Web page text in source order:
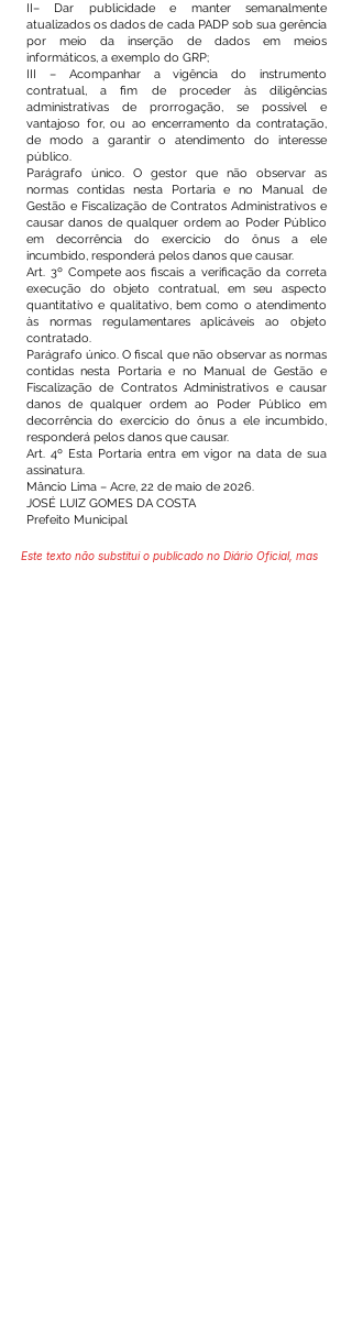
II– Dar publicidade e manter semanalmente
atualizados os dados de cada PADP sob sua gerência
por meio da inserção de dados em meios
informáticos, a exemplo do GRP;
III – Acompanhar a vigência do instrumento
contratual, a fim de proceder às diligências
administrativas de prorrogação, se possível e
vantajoso for, ou ao encerramento da contratação,
de modo a garantir o atendimento do interesse
público.
Parágrafo único. O gestor que não observar as
normas contidas nesta Portaria e no Manual de
Gestão e Fiscalização de Contratos Administrativos e
causar danos de qualquer ordem ao Poder Público
em decorrência do exercício do ônus a ele
incumbido, responderá pelos danos que causar.
Art. 3º Compete aos fiscais a verificação da correta
execução do objeto contratual, em seu aspecto
quantitativo e qualitativo, bem como o atendimento
às normas regulamentares aplicáveis ao objeto
contratado.
Parágrafo único. O fiscal que não observar as normas
contidas nesta Portaria e no Manual de Gestão e
Fiscalização de Contratos Administrativos e causar
danos de qualquer ordem ao Poder Público em
decorrência do exercício do ônus a ele incumbido,
responderá pelos danos que causar.
Art. 4º Esta Portaria entra em vigor na data de sua
assinatura.
Mâncio Lima – Acre, 22 de maio de 2026.
JOSÉ LUIZ GOMES DA COSTA
Prefeito Municipal
Este texto não substitui o publicado no Diário Oficial, mas